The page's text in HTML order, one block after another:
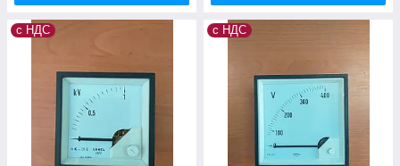
с НДС с НДС